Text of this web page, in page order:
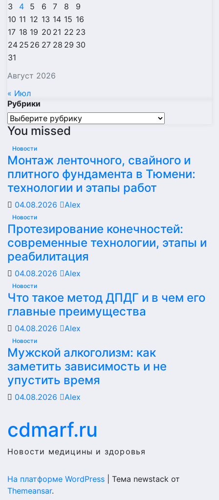
Август 2026
3
4 5 6 7 8
9
10 11 12 13 14 15 16
17 18 19 20 21 22 23
24 25 26 27 28 29 30
31
« Июл
Рубрики
Рубрики
You missed
Новости
Монтаж ленточного, свайного и
плитного фундамента в Тюмени:
технологии и этапы работ
04.08.2026 Alex
Новости
Протезирование конечностей:
современные технологии, этапы и
реабилитация
04.08.2026 Alex
Новости
Что такое метод ДПДГ и в чем его
главные преимущества
04.08.2026 Alex
Новости
Мужской алкоголизм: как
заметить зависимость и не
упустить время
04.08.2026 Alex
cdmarf.ru
Новости медицины и здоровья
На платформе WordPress
Тема newstack от
Themeansar.